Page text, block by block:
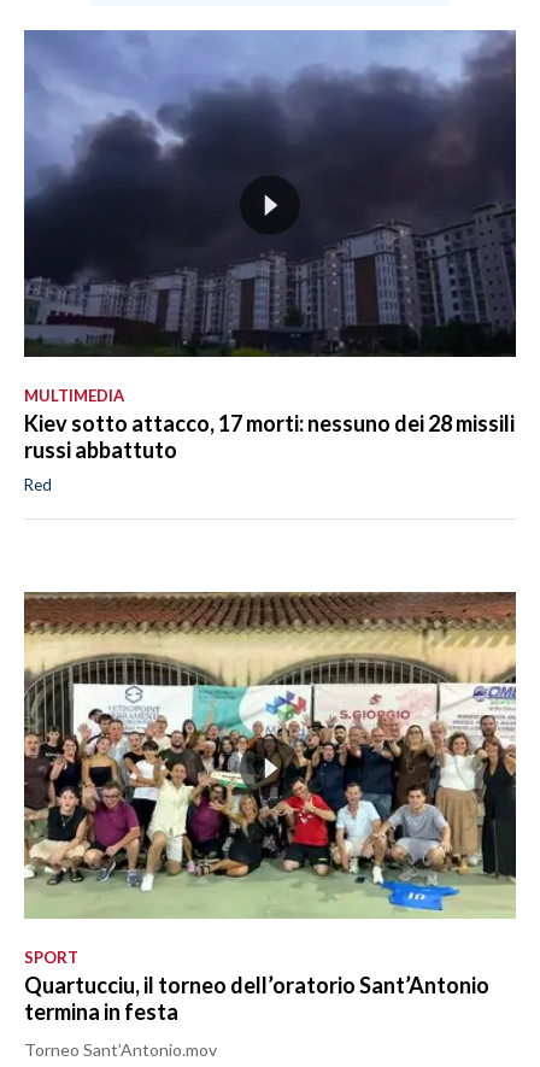
MULTIMEDIA
Kiev sotto attacco, 17 morti: nessuno dei 28 missili
russi abbattuto
Red
SPORT
Quartucciu, il torneo dell’oratorio Sant’Antonio
termina in festa
Torneo Sant’Antonio.mov